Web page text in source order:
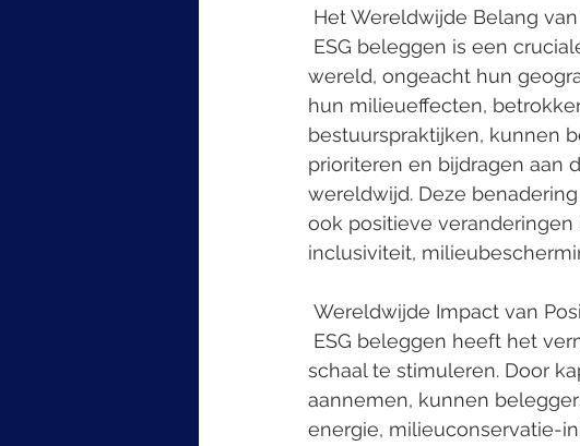
Het Wereldwijde Belang
wereld, ongeacht hun
hun milieueffecten,
bestuurspraktijken, kunnen
prioriteren en bijdragen aan
wereldwijd. Deze
ook positieve
inclusiviteit,
Wereldwijde Impact van
schaal te stimuleren. Door
aannemen, kunnen
energie, milieuconservatie-